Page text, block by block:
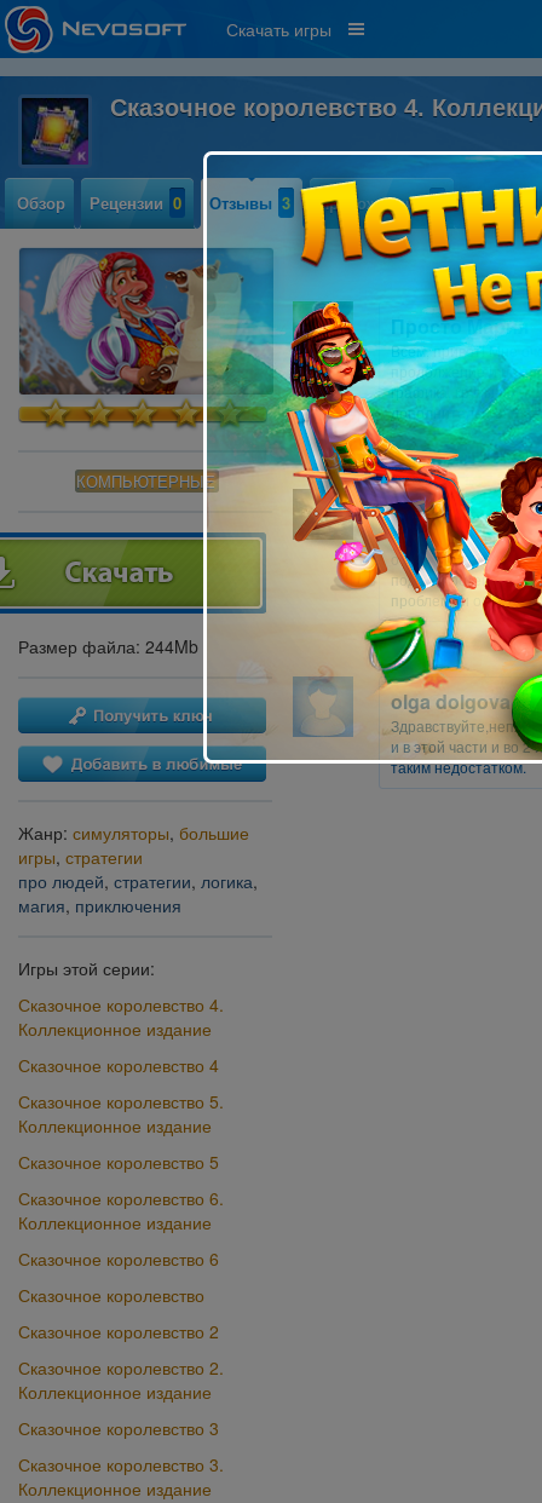
Скачать игры
Сказочное королевство 4.
Обзор Рецензии 0 Отзывы 3 Прохождение 0
КОМПЬЮТЕРНЫЕ
Размер файла: 244Mb
Жанр: симуляторы, большие
игры, стратегии
про людей, стратегии, логика,
магия, приключения
Игры этой серии:
Сказочное королевство 4.
Коллекционное издание
Сказочное королевство 4
Сказочное королевство 5.
Коллекционное издание
Сказочное королевство 5
Сказочное королевство 6.
Коллекционное издание
Сказочное королевство 6
Сказочное королевство
Сказочное королевство 2
Сказочное королевство 2.
Коллекционное издание
Сказочное королевство 3
Сказочное королевство 3.
Коллекционное издание
Просто Мария
Всем, привет! Мне
продолжение и не
графика, крутые
дополнительная
Ольга
Olga, нам очень
обращение в Службу
подробностей,
проблему и
olga dolgova
и в этой части и во 2
таким недостатком.